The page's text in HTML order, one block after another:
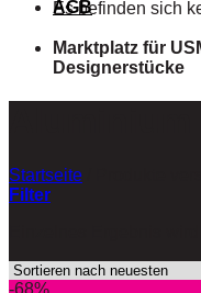
Es befinden sich
AGB
Marktplatz für
Designerstücke
Startseite
Filter
-68%